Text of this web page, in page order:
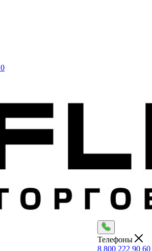
0
Телефоны
8 800 222 90 60